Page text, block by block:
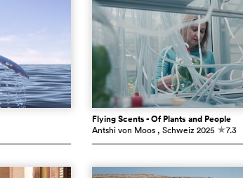
Flying Scents - Of Plants and People
Antshi von Moos , Schweiz2025 c7.3